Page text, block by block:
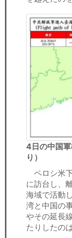
飲食店情報
4日の中国
り）
ペロシ米
に訪台し、
海域で活動
湾と中国の
やその延長
たりしたの